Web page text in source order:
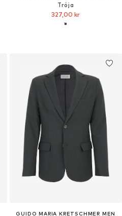
Tröja
327,00 kr
GUIDO MARIA KRETSCHMER MEN